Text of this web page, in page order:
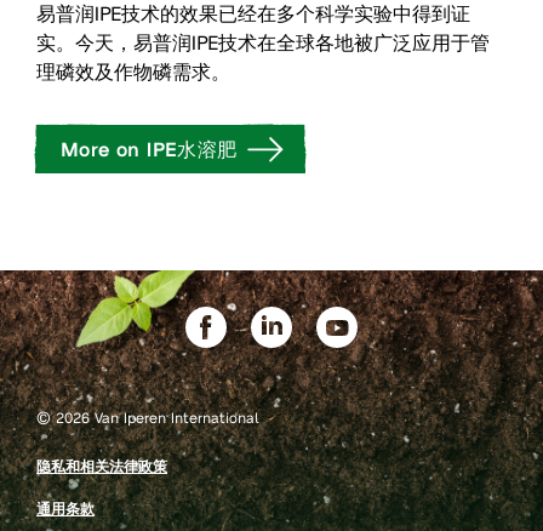
易普润IPE技术的效果已经在多个科学实验中得到证
实。今天，易普润IPE技术在全球各地被广泛应用于管
理磷效及作物磷需求。
More on IPE水溶肥
©2026 Van Iperen International
隐私和相关法律政策
通用条款